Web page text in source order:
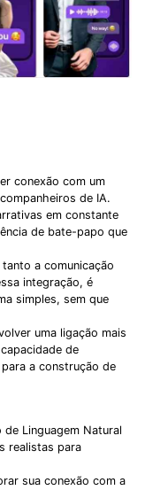
conexão com um
de IA.
em constante
de bate-papo que
a comunicação
integração, é
simples, sem que
uma ligação mais
de
a construção de
Linguagem Natural
realistas para
sua conexão com a